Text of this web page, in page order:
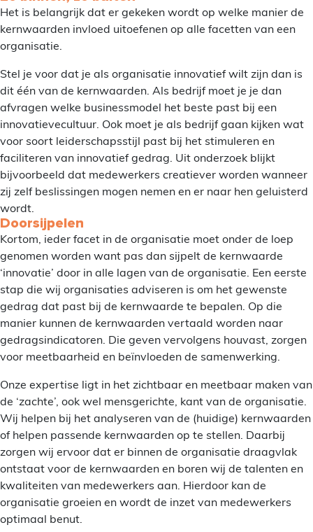
Het is belangrijk dat er gekeken wordt op welke manier de
kernwaarden invloed uitoefenen op alle facetten van een
organisatie.
Stel je voor dat je als organisatie innovatief wilt zijn dan is
dit één van de kernwaarden. Als bedrijf moet je je dan
afvragen welke businessmodel het beste past bij een
innovatievecultuur. Ook moet je als bedrijf gaan kijken wat
voor soort leiderschapsstijl past bij het stimuleren en
faciliteren van innovatief gedrag. Uit onderzoek blijkt
bijvoorbeeld dat medewerkers creatiever worden wanneer
zij zelf beslissingen mogen nemen en er naar hen geluisterd
wordt.
Doorsijpelen
Kortom, ieder facet in de organisatie moet onder de loep
genomen worden want pas dan sijpelt de kernwaarde
‘innovatie’ door in alle lagen van de organisatie. Een eerste
stap die wij organisaties adviseren is om het gewenste
gedrag dat past bij de kernwaarde te bepalen. Op die
manier kunnen de kernwaarden vertaald worden naar
gedragsindicatoren. Die geven vervolgens houvast, zorgen
voor meetbaarheid en beïnvloeden de samenwerking.
Onze expertise ligt in het zichtbaar en meetbaar maken van
de ‘zachte’, ook wel mensgerichte, kant van de organisatie.
Wij helpen bij het analyseren van de (huidige) kernwaarden
of helpen passende kernwaarden op te stellen. Daarbij
zorgen wij ervoor dat er binnen de organisatie draagvlak
ontstaat voor de kernwaarden en boren wij de talenten en
kwaliteiten van medewerkers aan. Hierdoor kan de
organisatie groeien en wordt de inzet van medewerkers
optimaal benut.